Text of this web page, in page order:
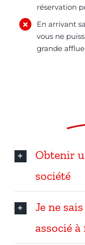
réservation
En arrivant
vous ne
grande
Obtenir
société
Je ne
associé